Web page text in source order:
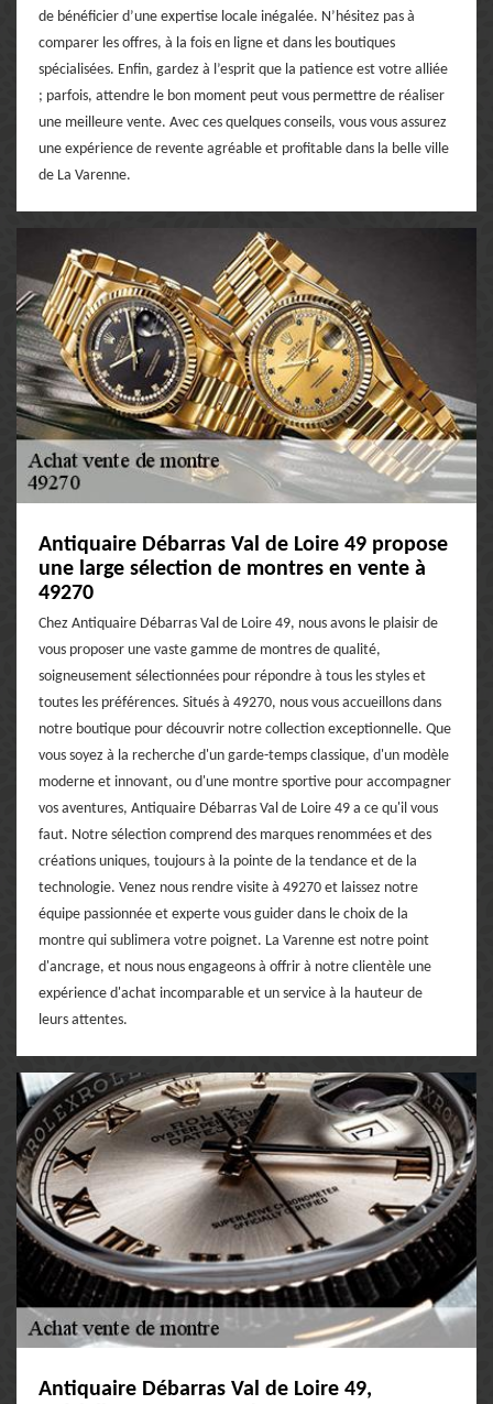
de bénéficier d’une expertise locale inégalée. N’hésitez pas à
comparer les offres, à la fois en ligne et dans les boutiques
spécialisées. Enfin, gardez à l’esprit que la patience est votre alliée
; parfois, attendre le bon moment peut vous permettre de réaliser
une meilleure vente. Avec ces quelques conseils, vous vous assurez
une expérience de revente agréable et profitable dans la belle ville
de La Varenne.
Antiquaire Débarras Val de Loire 49 propose
une large sélection de montres en vente à
49270
Chez Antiquaire Débarras Val de Loire 49, nous avons le plaisir de
vous proposer une vaste gamme de montres de qualité,
soigneusement sélectionnées pour répondre à tous les styles et
toutes les préférences. Situés à 49270, nous vous accueillons dans
notre boutique pour découvrir notre collection exceptionnelle. Que
vous soyez à la recherche d'un garde-temps classique, d'un modèle
moderne et innovant, ou d'une montre sportive pour accompagner
vos aventures, Antiquaire Débarras Val de Loire 49 a ce qu'il vous
faut. Notre sélection comprend des marques renommées et des
créations uniques, toujours à la pointe de la tendance et de la
technologie. Venez nous rendre visite à 49270 et laissez notre
équipe passionnée et experte vous guider dans le choix de la
montre qui sublimera votre poignet. La Varenne est notre point
d'ancrage, et nous nous engageons à offrir à notre clientèle une
expérience d'achat incomparable et un service à la hauteur de
leurs attentes.
Antiquaire Débarras Val de Loire 49,